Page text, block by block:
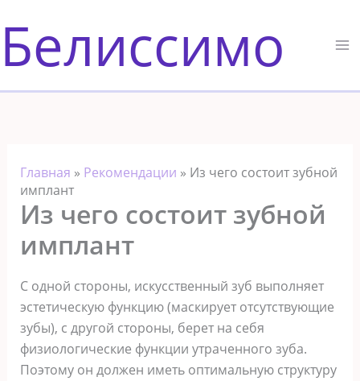
к
содержимому
Белиссимо
Главная » Рекомендации » Из чего состоит зубной
имплант
Из чего состоит зубной
имплант
С одной стороны, искусственный зуб выполняет
эстетическую функцию (маскирует отсутствующие
зубы), с другой стороны, берет на себя
физиологические функции утраченного зуба.
Поэтому он должен иметь оптимальную структуру